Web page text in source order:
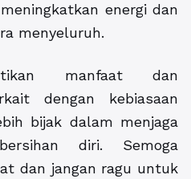
energi dan
menyeluruh.
manfaat dan
dengan kebiasaan
bijak dalam menjaga
diri. Semoga
dan jangan ragu untuk